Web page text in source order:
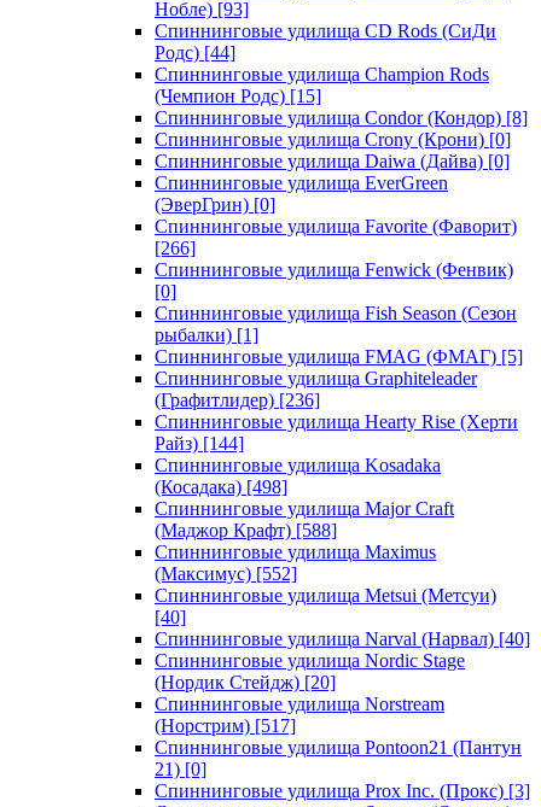
Нобле) [93]
Спиннинговые удилища CD Rods (СиДи
Родс) [44]
Спиннинговые удилища Champion Rods
(Чемпион Родс) [15]
Спиннинговые удилища Condor (Кондор) [8]
Спиннинговые удилища Crony (Крони) [0]
Спиннинговые удилища Daiwa (Дайва) [0]
Спиннинговые удилища EverGreen
(ЭверГрин) [0]
Спиннинговые удилища Favorite (Фаворит)
[266]
Спиннинговые удилища Fenwick (Фенвик)
[0]
Спиннинговые удилища Fish Season (Сезон
рыбалки) [1]
Спиннинговые удилища FMAG (ФМАГ) [5]
Спиннинговые удилища Graphiteleader
(Графитлидер) [236]
Спиннинговые удилища Hearty Rise (Херти
Райз) [144]
Спиннинговые удилища Kosadaka
(Косадака) [498]
Спиннинговые удилища Major Craft
(Маджор Крафт) [588]
Спиннинговые удилища Maximus
(Максимус) [552]
Спиннинговые удилища Metsui (Метсуи)
[40]
Спиннинговые удилища Narval (Нарвал) [40]
Спиннинговые удилища Nordic Stage
(Нордик Стейдж) [20]
Спиннинговые удилища Norstream
(Норстрим) [517]
Спиннинговые удилища Pontoon21 (Пантун
21) [0]
Спиннинговые удилища Prox Inc. (Прокс) [3]